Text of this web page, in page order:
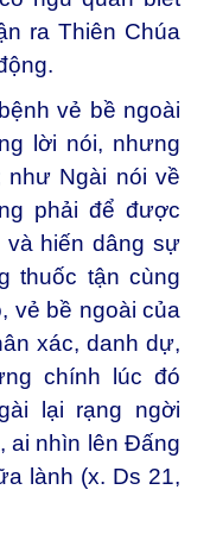
ra Thiên Chúa
vẻ bề ngoài
lời nói, nhưng
như Ngài nói về
phải để được
và hiến dâng sự
thuốc tận cùng
vẻ bề ngoài của
xác, danh dự,
chính lúc đó
lại rạng ngời
ai nhìn lên Đấng
lành (x. Ds 21,